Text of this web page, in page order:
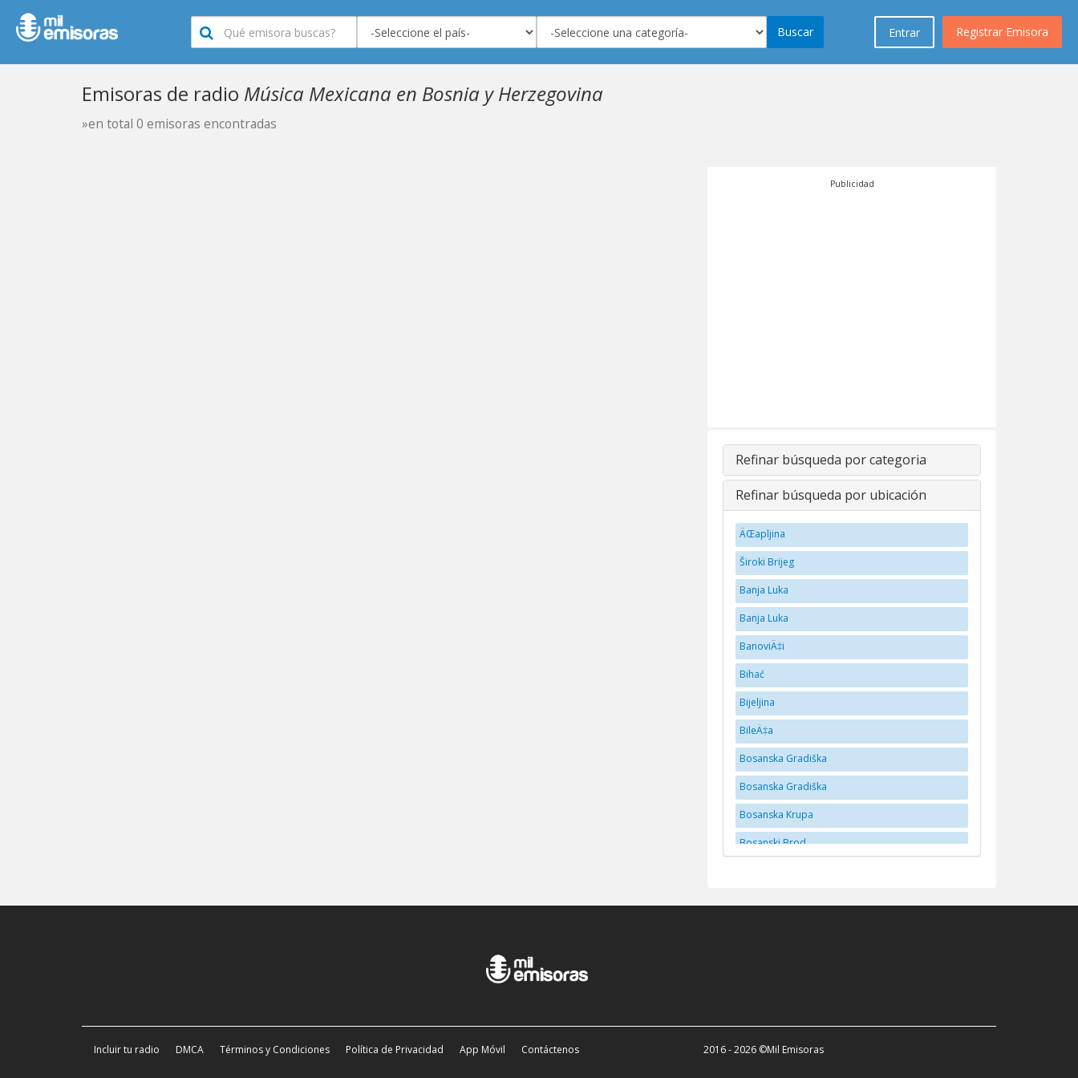
Registrar Emisora
Entrar
Buscar
Emisoras de radio Música Mexicana en Bosnia y Herzegovina
»en total 0 emisoras encontradas
Publicidad
Refinar búsqueda por categoria
Refinar búsqueda por ubicación
ÄŒapljina
Široki Brijeg
Banja Luka
Banja Luka
BanoviÄ‡i
Bihać
Bijeljina
BileÄ‡a
Bosanska Gradiška
Bosanska Gradiška
Bosanska Krupa
Bosanski Brod
Incluir tu radio DMCA Términos y Condiciones Política de Privacidad App Móvil Contáctenos 2016 - 2026 ©Mil Emisoras